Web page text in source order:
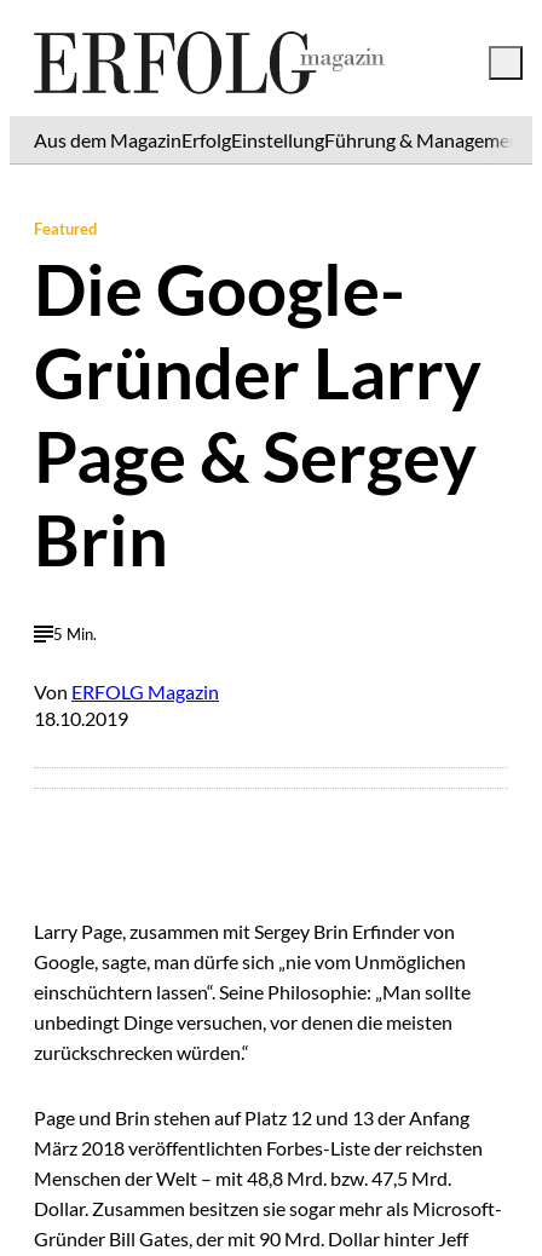
Aus dem MagazinErfolgEinstellungFührung & Management
Featured
Die Google-
Gründer Larry
Page & Sergey
Brin
5 Min.
Von ERFOLG Magazin
18.10.2019
Larry Page, zusammen mit Sergey Brin Erfinder von
Google, sagte, man dürfe sich „nie vom Unmöglichen
einschüchtern lassen“. Seine Philosophie: „Man sollte
unbedingt Dinge versuchen, vor denen die meisten
zurückschrecken würden.“
Page und Brin stehen auf Platz 12 und 13 der Anfang
März 2018 veröffentlichten Forbes-Liste der reichsten
Menschen der Welt – mit 48,8 Mrd. bzw. 47,5 Mrd.
Dollar. Zusammen besitzen sie sogar mehr als Microsoft-
Gründer Bill Gates, der mit 90 Mrd. Dollar hinter Jeff